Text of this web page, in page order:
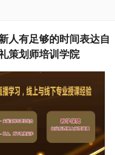
人有足够的时间表达自
策划师培训学院